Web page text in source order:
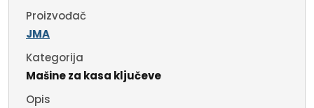
Proizvođač
JMA
Kategorija
Mašine za kasa ključeve
Opis